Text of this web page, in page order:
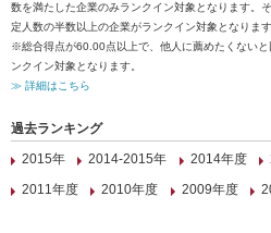
数を満たした企業のみランクイン対象となります。
定人数の半数以上の企業がランクイン対象となります
※総合得点が60.00点以上で、他人に薦めたくない
ンクイン対象となります。
≫ 詳細はこちら
過去ランキング
2015年
2014-2015年 2014年度
2011年度
2010年度 2009年度